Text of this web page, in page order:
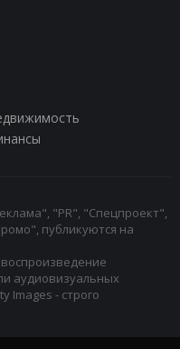
"PR", "Спецпроект",
публикуются на
аудиовизуальных
Images - строго